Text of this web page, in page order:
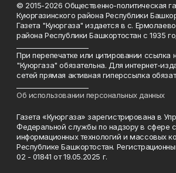
© 2015-2026 Общественно-политическая
Куюргазинского района Республики
Газета "Куюргаза" издается в с.
района Республики Башкортостан с 1935
При перепечатке или цитировании ссылка
"Куюргаза" обязательна. Для интернет-
сетей прямая активная гиперссылка
Об использовании персональных данных
Газета «Куюргаза» зарегистрирована в
Федеральной службы по надзору в сфере
информационных технологий и массовых
Республике Башкортостан.
02 - 01841 от 19.05.2025 г.